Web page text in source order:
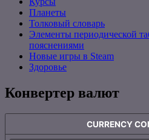
Планеты
Толковый словарь
Элементы периодической
пояснениями
Новые игры в Steam
Здоровье
Конвертер валют